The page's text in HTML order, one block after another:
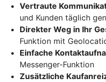
Vertraute
und Kunden täglich
Direkter Weg in Ihr
Funktion mit
Einfache
Messenger-Funktion
Zusätzliche